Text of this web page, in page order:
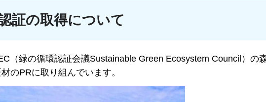
証の取得について
（緑の循環認証会議Sustainable Green Ecosystem Council）の
のPRに取り組んでいます。